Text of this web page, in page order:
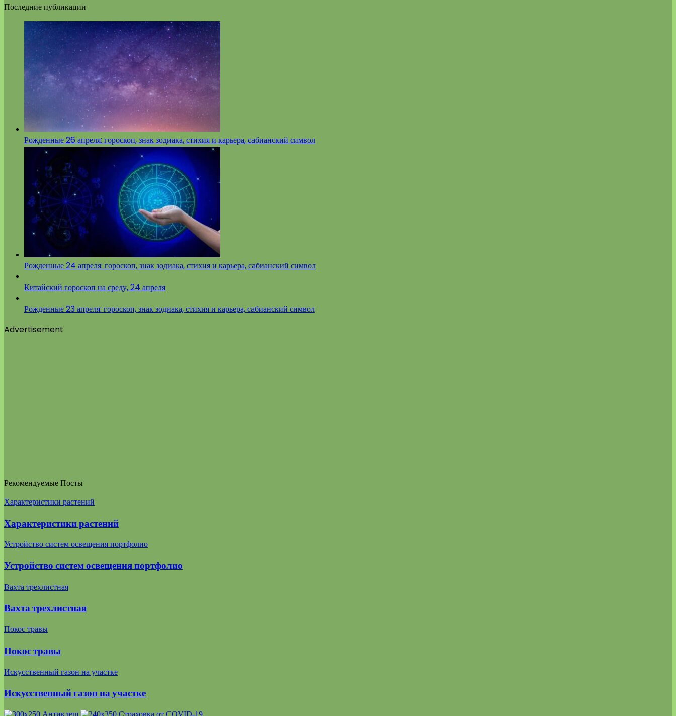
Последние публикации
Рожденные 26 апреля: гороскоп, знак зодиака, стихия и карьера, сабианский символ
Рожденные 24 апреля: гороскоп, знак зодиака, стихия и карьера, сабианский символ
Китайский гороскоп на среду, 24 апреля
Рожденные 23 апреля: гороскоп, знак зодиака, стихия и карьера, сабианский символ
Advertisement
Рекомендуемые Посты
Характеристики растений
Характеристики растений
Устройство систем освещения портфолио
Устройство систем освещения портфолио
Вахта трехлистная
Вахта трехлистная
Покос травы
Покос травы
Искусственный газон на участке
Искусственный газон на участке